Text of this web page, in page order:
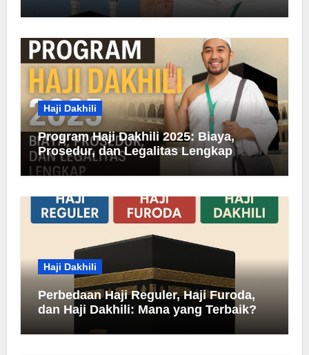
Haji Dakhili
Program Haji Dakhili 2025: Biaya,
Prosedur, dan Legalitas Lengkap
Haji Dakhili
Perbedaan Haji Reguler, Haji Furoda,
dan Haji Dakhili: Mana yang Terbaik?